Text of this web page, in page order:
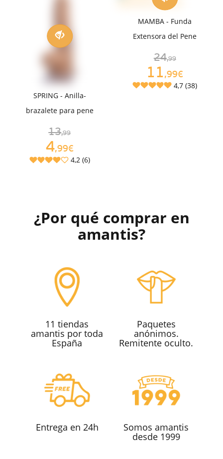
SPRING - Anilla-
brazalete para pene
13,99
4,99€
4,2 (6)
MAMBA - Funda
Extensora del Pene
24,99
11,99€
4,7 (38)
¿Por qué comprar en
amantis?
11 tiendas
amantis por toda
España
Paquetes
anónimos.
Remitente oculto.
Entrega en 24h Somos amantis
desde 1999